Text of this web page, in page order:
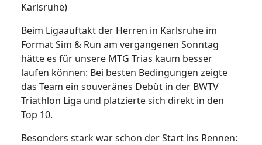
Karlsruhe)
Beim Ligaauftakt der Herren in Karlsruhe im
Format Sim & Run am vergangenen Sonntag
hätte es für unsere MTG Trias kaum besser
laufen können: Bei besten Bedingungen zeigte
das Team ein souveränes Debüt in der BWTV
Triathlon Liga und platzierte sich direkt in den
Top 10.
Besonders stark war schon der Start ins Rennen: